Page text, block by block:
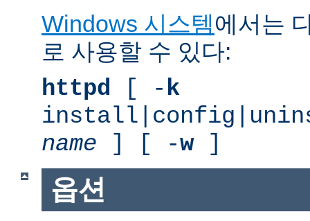
Windows 시스템에서는
로 사용할 수 있다:
httpd [ -k
name ] [ -w]
옵션